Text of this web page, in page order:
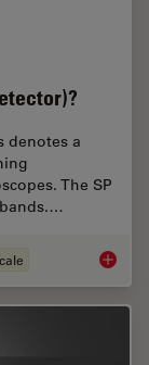
denotes a
The SP
What is